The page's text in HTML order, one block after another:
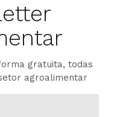
gratuita, todas
agroalimentar